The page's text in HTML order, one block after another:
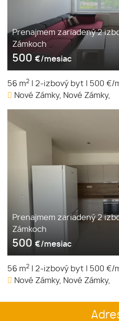
Prenajmem zariadený 2
Zámkoch
500 €/mesiac
56 m2 2-izbový byt
500 €/
Nové Zámky, Nové Zámky,
Prenajmem zariadený 2
Zámkoch
500 €/mesiac
56 m2 2-izbový byt
500 €/
Nové Zámky, Nové Zámky,